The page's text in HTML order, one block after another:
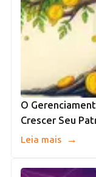
O
Crescer Seu
Leia mais →